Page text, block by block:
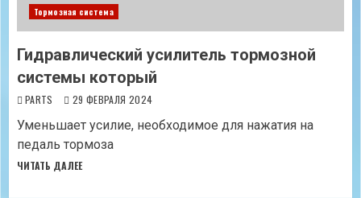
Тормозная система
Гидравлический усилитель тормозной
системы который
PARTS 29 ФЕВРАЛЯ 2024
Уменьшает усилие, необходимое для нажатия на
педаль тормоза
ЧИТАТЬ ДАЛЕЕ